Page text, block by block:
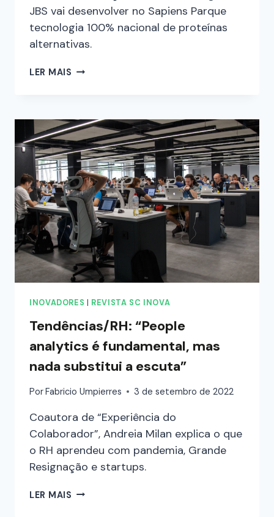
JBS vai desenvolver no Sapiens Parque
tecnologia 100% nacional de proteínas
alternativas.
LER MAIS
INOVADORES REVISTA SC INOVA
Tendências/RH: “People
analytics é fundamental, mas
nada substitui a escuta”
PorFabricio Umpierres 3 de setembro de 2022
Coautora de “Experiência do
Colaborador”, Andreia Milan explica o que
o RH aprendeu com pandemia, Grande
Resignação e startups.
LER MAIS